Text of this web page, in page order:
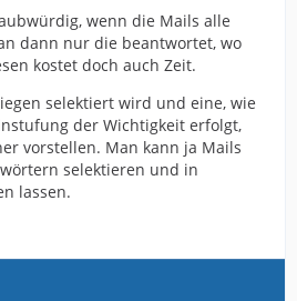
wenn die Mails alle
dann nur die beantwortet, wo
kostet doch auch Zeit.
selektiert wird und eine, wie
der Wichtigkeit erfolgt,
vorstellen. Man kann ja Mails
selektieren und in
lassen.